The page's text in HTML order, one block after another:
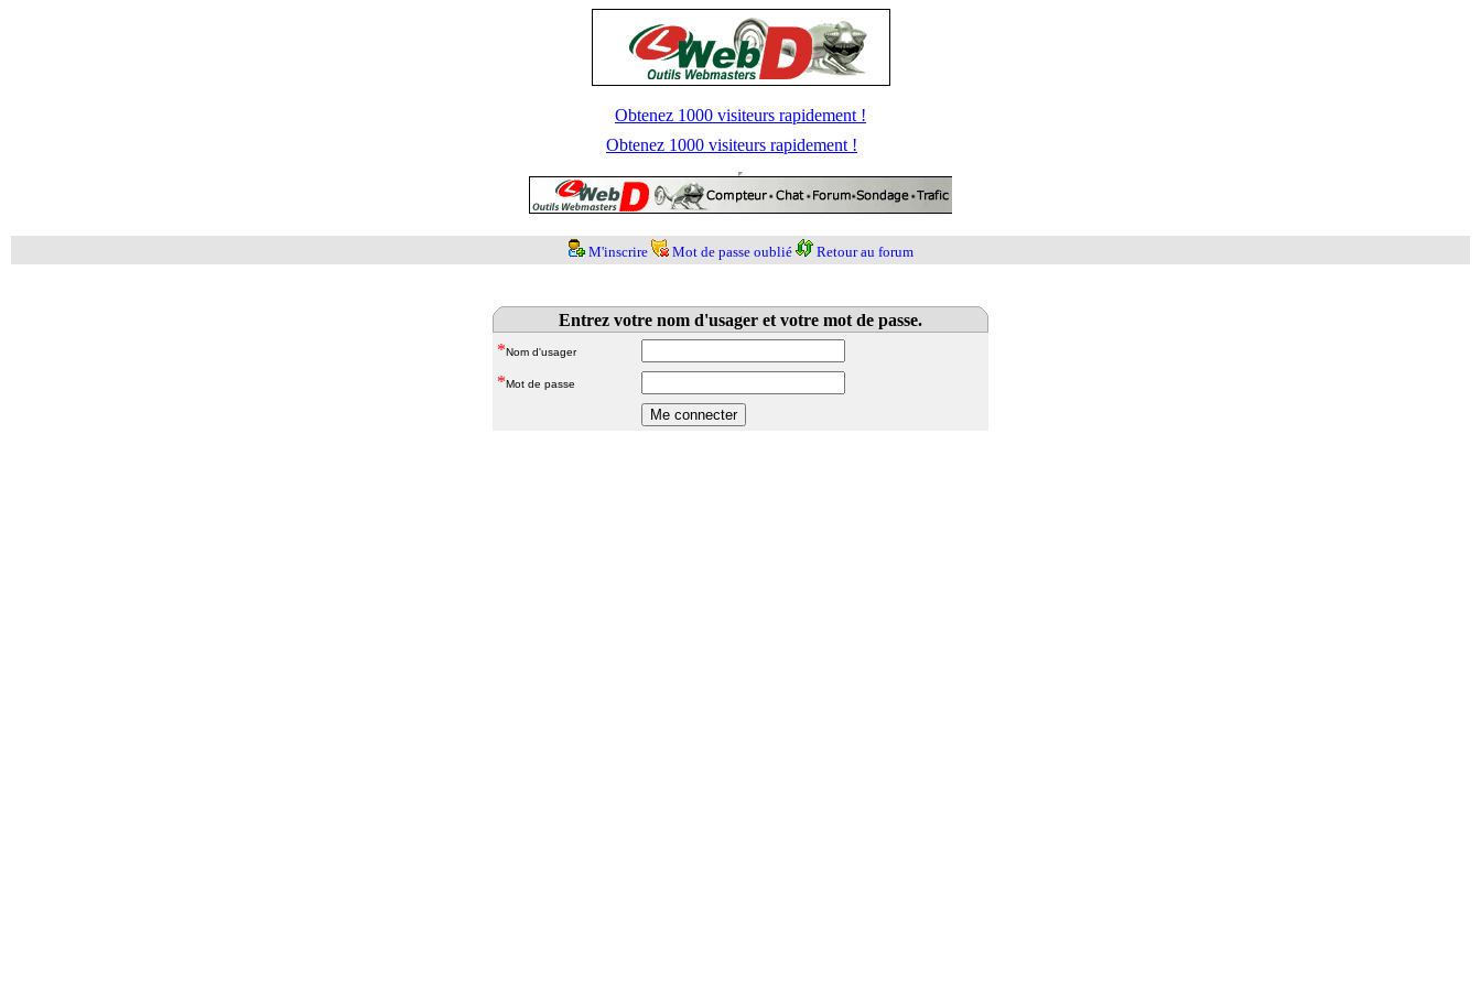
Obtenez 1000 visiteurs rapidement !
Obtenez 1000 visiteurs rapidement !
M'inscrire Mot de passe oublié Retour au forum
Entrez votre nom d'usager et votre mot de passe.
*Nom d'usager
*Mot de passe